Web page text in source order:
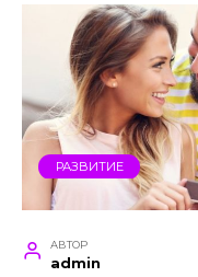
РАЗВИТИЕ
АВТОР
admin